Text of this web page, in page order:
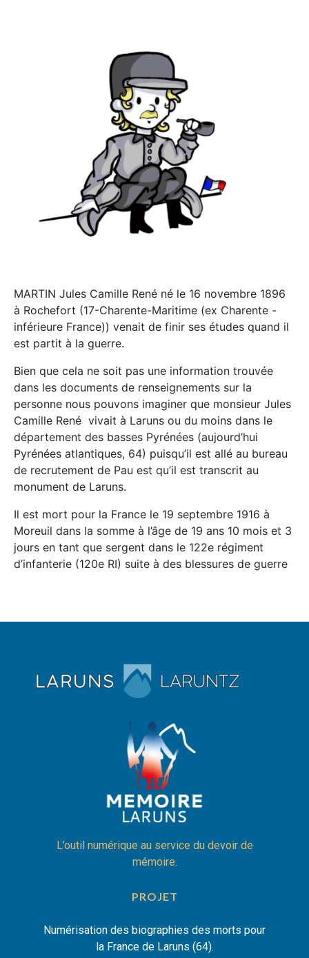
MARTIN Jules Camille René né le 16 novembre 1896
à Rochefort (17-Charente-Maritime (ex Charente -
inférieure France)) venait de finir ses études quand il
est partit à la guerre.
Bien que cela ne soit pas une information trouvée
dans les documents de renseignements sur la
personne nous pouvons imaginer que monsieur Jules
Camille René vivait à Laruns ou du moins dans le
département des basses Pyrénées (aujourd’hui
Pyrénées atlantiques, 64) puisqu’il est allé au bureau
de recrutement de Pau est qu’il est transcrit au
monument de Laruns.
Il est mort pour la France le 19 septembre 1916 à
Moreuil dans la somme à l’âge de 19 ans 10 mois et 3
jours en tant que sergent dans le 122e régiment
d’infanterie (120e RI) suite à des blessures de guerre
L’outil numérique au service du devoir de
mémoire.
PROJET
Numérisation des biographies des morts pour
la France de Laruns (64).